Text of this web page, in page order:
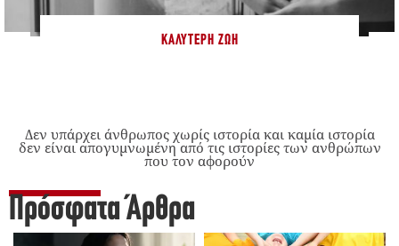
ΚΑΛΎΤΕΡΗ ΖΩΉ
Δεν υπάρχει άνθρωπος χωρίς ιστορία και καμία ιστορία
δεν είναι απογυμνωμένη από τις ιστορίες των ανθρώπων
που τον αφορούν
Πρόσφατα Άρθρα